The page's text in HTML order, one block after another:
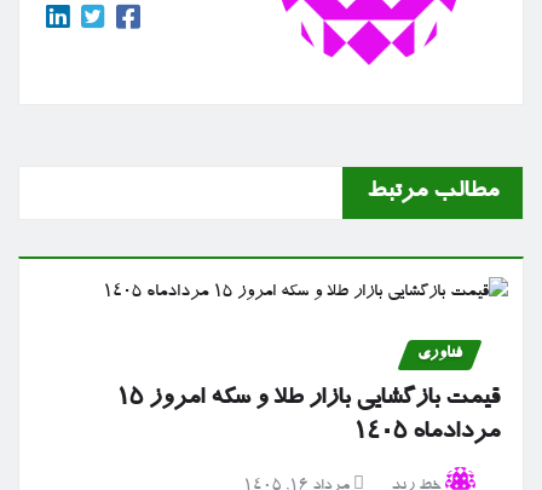
مطالب مرتبط
فناوری
قیمت بازگشایی بازار طلا و سکه امروز ۱۵
مردادماه ۱۴۰۵